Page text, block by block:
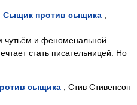
Сыщик против сыщика
и феноменальной
стать писательницей. Но
сыщика , Стив Стивенсон